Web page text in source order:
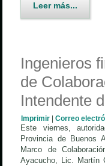
Leer más...
Ingenieros
de
Intendente
Imprimir |Correo
Este viernes,
Provincia de Buenos
Marco de
Ayacucho, Lic. Martín